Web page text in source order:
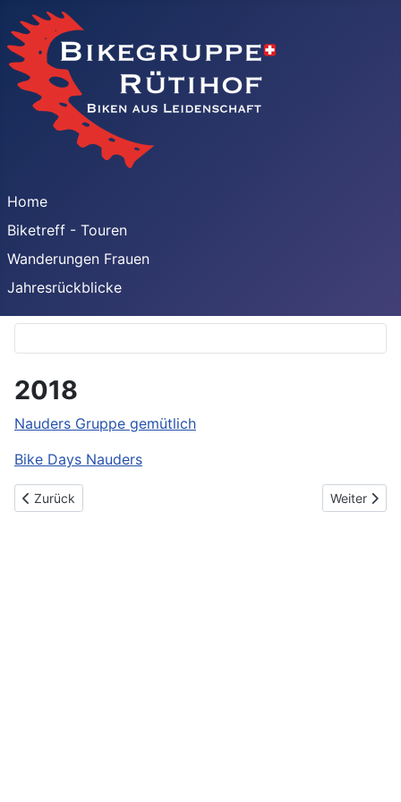
Home
Biketreff - Touren
Wanderungen Frauen
Jahresrückblicke
2018
Nauders Gruppe gemütlich
Bike Days Nauders
Vorheriger Beitrag: 2019
Zurück Nächster
Weiter